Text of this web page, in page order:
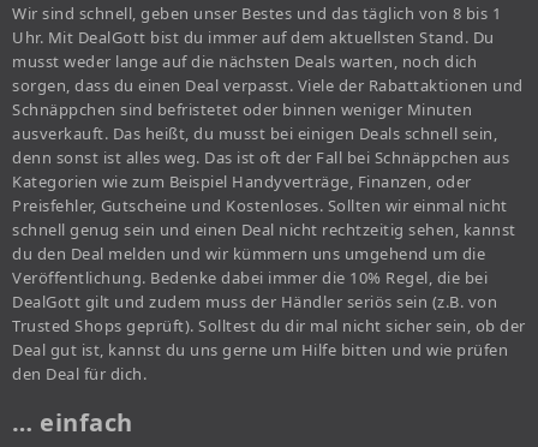
Wir sind schnell, geben unser Bestes und das täglich von 8 bis 1
Uhr. Mit DealGott bist du immer auf dem aktuellsten Stand. Du
musst weder lange auf die nächsten Deals warten, noch dich
sorgen, dass du einen Deal verpasst. Viele der Rabattaktionen und
Schnäppchen sind befristetet oder binnen weniger Minuten
ausverkauft. Das heißt, du musst bei einigen Deals schnell sein,
denn sonst ist alles weg. Das ist oft der Fall bei Schnäppchen aus
Kategorien wie zum Beispiel Handyverträge, Finanzen, oder
Preisfehler, Gutscheine und Kostenloses. Sollten wir einmal nicht
schnell genug sein und einen Deal nicht rechtzeitig sehen, kannst
du den Deal melden und wir kümmern uns umgehend um die
Veröffentlichung. Bedenke dabei immer die 10% Regel, die bei
DealGott gilt und zudem muss der Händler seriös sein (z.B. von
Trusted Shops geprüft). Solltest du dir mal nicht sicher sein, ob der
Deal gut ist, kannst du uns gerne um Hilfe bitten und wie prüfen
den Deal für dich.
… einfach